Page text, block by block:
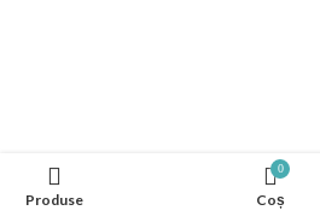
Produse
0
Coș